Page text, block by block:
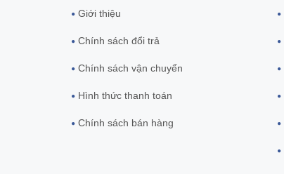
Giới thiệu
Chính sách đổi trả
Chính sách vận chuyển
Hình thức thanh toán
Chính sách bán hàng